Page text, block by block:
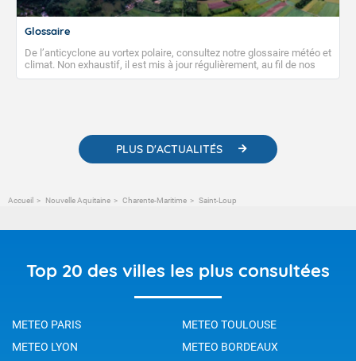
Glossaire
De l’anticyclone au vortex polaire, consultez notre glossaire météo et
climat. Non exhaustif, il est mis à jour régulièrement, au fil de nos
publications. Vous y trouverez également des liens utiles vers nos
PLUS D'ACTUALITÉS
Accueil Nouvelle Aquitaine Charente-Maritime Saint-Loup
Top 20 des villes les plus consultées
METEO PARIS
METEO TOULOUSE
METEO LYON
METEO BORDEAUX